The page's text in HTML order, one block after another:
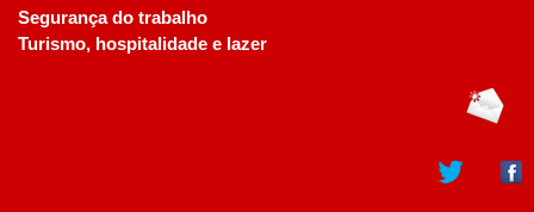
Segurança do trabalho
Turismo, hospitalidade e lazer